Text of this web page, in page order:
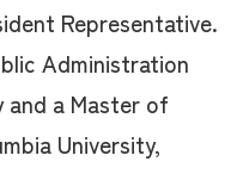
Representative.
Administration
and a Master of
University,